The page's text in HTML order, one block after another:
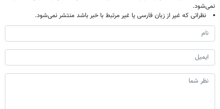
نمی‌شود.
نظراتی که غیر از زبان فارسی یا غیر مرتبط با خبر باشد منتشر نمی‌شود.